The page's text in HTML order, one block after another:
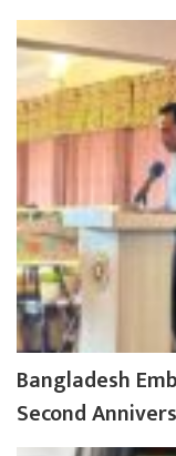
Bangladesh
Second